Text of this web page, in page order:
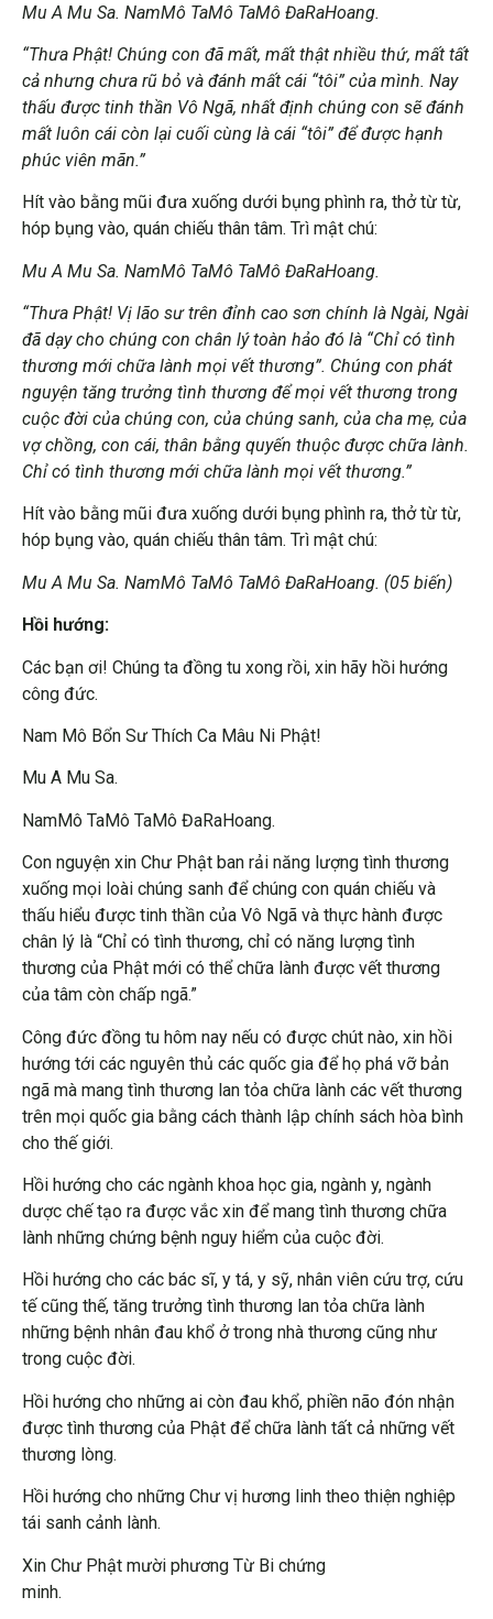
Mu A Mu Sa. NamMô TaMô TaMô ĐaRaHoang.
“Thưa Phật! Chúng con đã mất, mất thật nhiều thứ, mất tất
cả nhưng chưa rũ bỏ và đánh mất cái “tôi” của mình. Nay
thấu được tinh thần Vô Ngã, nhất định chúng con sẽ đánh
mất luôn cái còn lại cuối cùng là cái “tôi” để được hạnh
phúc viên mãn.”
Hít vào bằng mũi đưa xuống dưới bụng phình ra, thở từ từ,
hóp bụng vào, quán chiếu thân tâm. Trì mật chú:
Mu A Mu Sa. NamMô TaMô TaMô ĐaRaHoang.
“Thưa Phật! Vị lão sư trên đỉnh cao sơn chính là Ngài, Ngài
đã dạy cho chúng con chân lý toàn hảo đó là “Chỉ có tình
thương mới chữa lành mọi vết thương”. Chúng con phát
nguyện tăng trưởng tình thương để mọi vết thương trong
cuộc đời của chúng con, của chúng sanh, của cha mẹ, của
vợ chồng, con cái, thân bằng quyến thuộc được chữa lành.
Chỉ có tình thương mới chữa lành mọi vết thương.”
Hít vào bằng mũi đưa xuống dưới bụng phình ra, thở từ từ,
hóp bụng vào, quán chiếu thân tâm. Trì mật chú:
Mu A Mu Sa. NamMô TaMô TaMô ĐaRaHoang. (05 biến)
Hồi hướng:
Các bạn ơi! Chúng ta đồng tu xong rồi, xin hãy hồi hướng
công đức.
Nam Mô Bổn Sư Thích Ca Mâu Ni Phật!
Mu A Mu Sa.
NamMô TaMô TaMô ĐaRaHoang.
Con nguyện xin Chư Phật ban rải năng lượng tình thương
xuống mọi loài chúng sanh để chúng con quán chiếu và
thấu hiểu được tinh thần của Vô Ngã và thực hành được
chân lý là “Chỉ có tình thương, chỉ có năng lượng tình
thương của Phật mới có thể chữa lành được vết thương
của tâm còn chấp ngã.”
Công đức đồng tu hôm nay nếu có được chút nào, xin hồi
hướng tới các nguyên thủ các quốc gia để họ phá vỡ bản
ngã mà mang tình thương lan tỏa chữa lành các vết thương
trên mọi quốc gia bằng cách thành lập chính sách hòa bình
cho thế giới.
Hồi hướng cho các ngành khoa học gia, ngành y, ngành
dược chế tạo ra được vắc xin để mang tình thương chữa
lành những chứng bệnh nguy hiểm của cuộc đời.
Hồi hướng cho các bác sĩ, y tá, y sỹ, nhân viên cứu trợ, cứu
tế cũng thế, tăng trưởng tình thương lan tỏa chữa lành
những bệnh nhân đau khổ ở trong nhà thương cũng như
trong cuộc đời.
Hồi hướng cho những ai còn đau khổ, phiền não đón nhận
được tình thương của Phật để chữa lành tất cả những vết
thương lòng.
Hồi hướng cho những Chư vị hương linh theo thiện nghiệp
tái sanh cảnh lành.
Xin Chư Phật mười phương Từ Bi chứng
minh.